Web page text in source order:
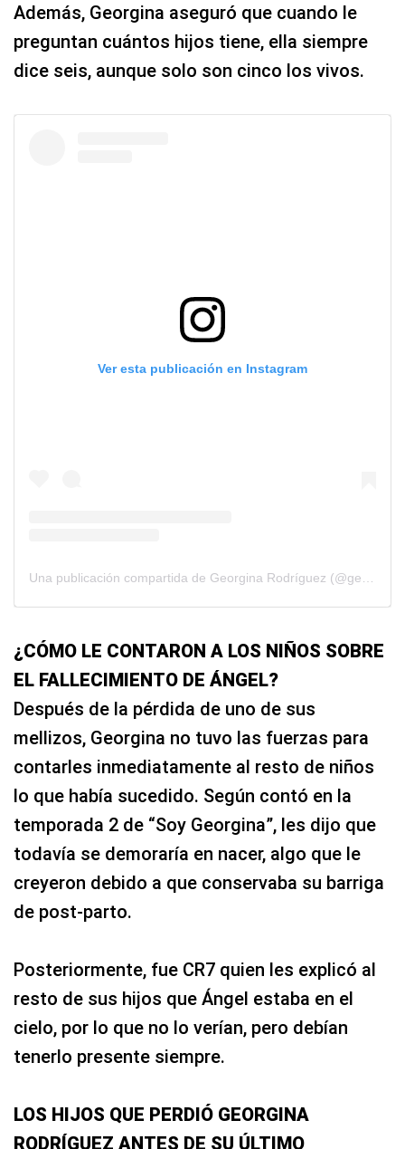
Además, Georgina aseguró que cuando le
preguntan cuántos hijos tiene, ella siempre
dice seis, aunque solo son cinco los vivos.
Ver esta publicación en Instagram
¿CÓMO LE CONTARON A LOS NIÑOS SOBRE
EL FALLECIMIENTO DE ÁNGEL?
Después de la pérdida de uno de sus
mellizos, Georgina no tuvo las fuerzas para
contarles inmediatamente al resto de niños
lo que había sucedido. Según contó en la
temporada 2 de “Soy Georgina”, les dijo que
todavía se demoraría en nacer, algo que le
creyeron debido a que conservaba su barriga
de post-parto.
Posteriormente, fue CR7 quien les explicó al
resto de sus hijos que Ángel estaba en el
cielo, por lo que no lo verían, pero debían
tenerlo presente siempre.
LOS HIJOS QUE PERDIÓ GEORGINA
RODRÍGUEZ ANTES DE SU ÚLTIMO